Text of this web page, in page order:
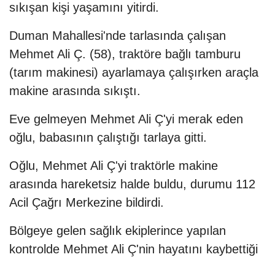
sıkışan kişi yaşamını yitirdi.
Duman Mahallesi'nde tarlasında çalışan
Mehmet Ali Ç. (58), traktöre bağlı tamburu
(tarım makinesi) ayarlamaya çalışırken araçla
makine arasında sıkıştı.
Eve gelmeyen Mehmet Ali Ç'yi merak eden
oğlu, babasının çalıştığı tarlaya gitti.
Oğlu, Mehmet Ali Ç'yi traktörle makine
arasında hareketsiz halde buldu, durumu 112
Acil Çağrı Merkezine bildirdi.
Bölgeye gelen sağlık ekiplerince yapılan
kontrolde Mehmet Ali Ç'nin hayatını kaybettiği